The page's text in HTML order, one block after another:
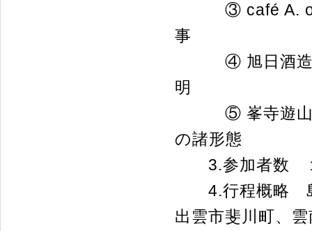
③ café A.
事
④ 旭日酒造 蔵
明
⑤ 峯寺遊山荘
の諸形態
3.参加者数 １
4.行程概略 島
出雲市斐川町、